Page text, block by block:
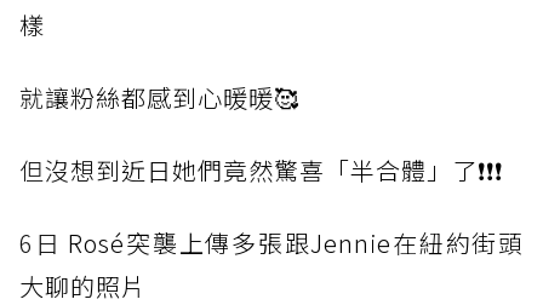
樣
就讓粉絲都感到心暖暖🥰
但沒想到近日她們竟然驚喜「半合體」了❗️❗️❗️
6日 Rosé突襲上傳多張跟Jennie在紐約街頭
大聊的照片